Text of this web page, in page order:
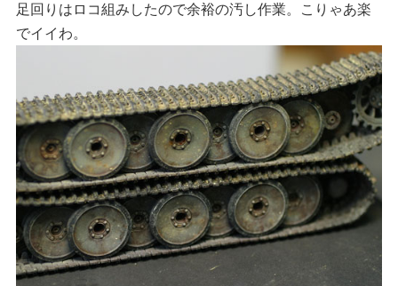
足回りはロコ組みしたので余裕の汚し作業。こりゃあ楽
でイイわ。